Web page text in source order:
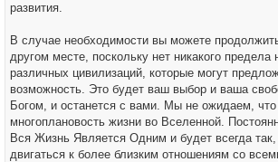
развития.
В случае необходимости вы можете
другом месте, поскольку нет никакого предела
различных цивилизаций, которые могут
возможность. Это будет ваш выбор и ваша
Богом, и останется с вами. Мы не ожидаем, что
многоплановость жизни во Вселенной.
Вся Жизнь Является Одним и будет всегда
двигаться к более близким отношениям со